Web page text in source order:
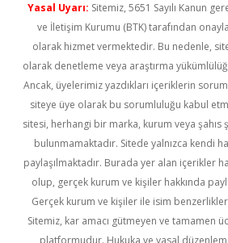
Yasal Uyarı: Sitemiz, 5651 Sayılı Kanun
ve İletişim Kurumu (BTK) tarafından
olarak hizmet vermektedir. Bu nedenle,
olarak denetleme veya araştırma
Ancak, üyelerimiz yazdıkları içeriklerin
siteye üye olarak bu sorumluluğu kabul
sitesi, herhangi bir marka, kurum veya şahıs
bulunmamaktadır. Sitede yalnızca kendi
paylaşılmaktadır. Burada yer alan içerikler
olup, gerçek kurum ve kişiler hakkında
Gerçek kurum ve kişiler ile isim
Sitemiz, kar amacı gütmeyen ve tamamen
platformudur. Hukuka ve yasal